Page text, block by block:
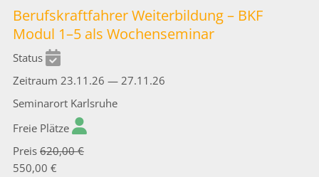
Berufskraftfahrer Weiterbildung – BKF
Modul 1–5 als Wochenseminar
Status
Zeitraum 23.11.26 — 27.11.26
Seminarort Karlsruhe
Freie Plätze
Preis 620,00 €
550,00 €